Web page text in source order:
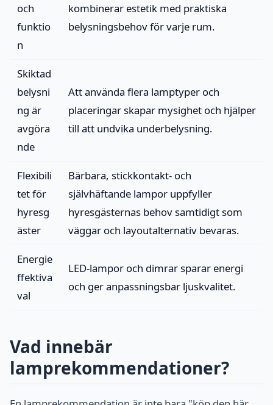
och
funktio
n
kombinerar estetik med praktiska
belysningsbehov för varje rum.
Skiktad
belysni
ng är
avgöra
nde
Att använda flera lamptyper och
placeringar skapar mysighet och hjälper
till att undvika underbelysning.
Flexibili
tet för
hyresg
äster
Bärbara, stickkontakt- och
självhäftande lampor uppfyller
hyresgästernas behov samtidigt som
väggar och layoutalternativ bevaras.
Energie
ffektiva
val
LED-lampor och dimrar sparar energi
och ger anpassningsbar ljuskvalitet.
Vad innebär
lamprekommendationer?